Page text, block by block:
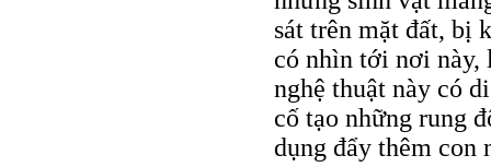
sát trên mặt đất, bị
có nhìn tới nơi này,
nghệ thuật này có
cố tạo những rung
dụng đẩy thêm con